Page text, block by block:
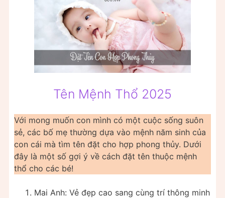
Tên Mệnh Thổ 2025
Với mong muốn con mình có một cuộc sống suôn
sẻ, các bố mẹ thường dựa vào mệnh năm sinh của
con cái mà tìm tên đặt cho hợp phong thủy. Dưới
đây là một số gợi ý về cách đặt tên thuộc mệnh
thổ cho các bé!
Mai Anh: Vẻ đẹp cao sang cùng trí thông minh